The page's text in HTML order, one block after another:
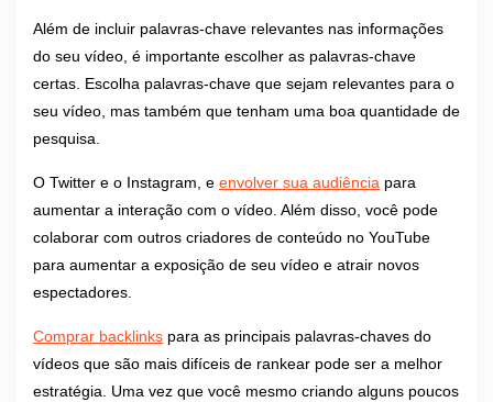
Além de incluir palavras-chave relevantes nas informações
do seu vídeo, é importante escolher as palavras-chave
certas. Escolha palavras-chave que sejam relevantes para o
seu vídeo, mas também que tenham uma boa quantidade de
pesquisa.
O Twitter e o Instagram, e envolver sua audiência para
aumentar a interação com o vídeo. Além disso, você pode
colaborar com outros criadores de conteúdo no YouTube
para aumentar a exposição de seu vídeo e atrair novos
espectadores.
Comprar backlinks para as principais palavras-chaves do
vídeos que são mais difíceis de rankear pode ser a melhor
estratégia. Uma vez que você mesmo criando alguns poucos